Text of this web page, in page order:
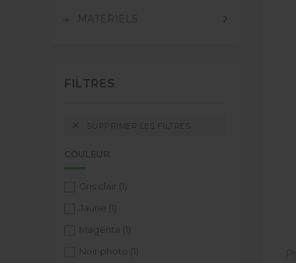
MATERIELS
FILTRES
 SUPPRIMER LES FILTRES
COULEUR
Gris clair (1)
Jaune (1)
Magenta (1)
Noir photo (1)